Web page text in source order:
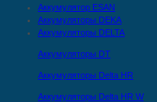
Аккумулятор ESAN
Аккумуляторы DEKA
Аккумуляторы DELTA
Аккумуляторы DT
Аккумуляторы Delta HR
Аккумуляторы Delta HR W